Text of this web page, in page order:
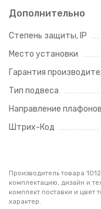
Дополнительно
Степень защиты, IP
Место установки
Гарантия
Тип подвеса
Направление плафонов
Штрих-Код
Производитель товара
комплектацию, дизайн и
комплект поставки и цвет
характер.